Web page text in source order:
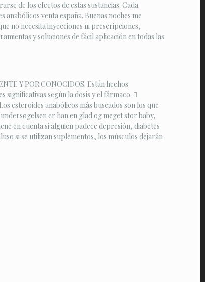
de los efectos de estas sustancias. Cada
anabólicos venta españa. Buenas noches me
no necesita inyecciones ni prescripciones,
y soluciones de fácil aplicación en todas las
Y POR CONOCIDOS. Están hechos
significativas según la dosis y el fármaco. 
esteroides anabólicos más buscados son los que
er han en glad og meget stor baby,
en cuenta si alguien padece depresión, diabetes
si se utilizan suplementos, los músculos dejarán